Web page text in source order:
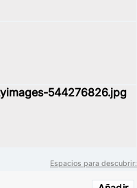
544276826.jpg
Espacios para descubrir: